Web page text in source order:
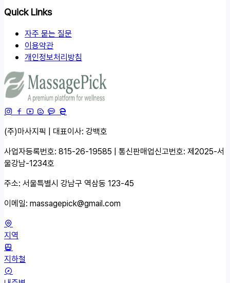
Quick Links
자주 묻는 질문
이용약관
개인정보처리방침
(주)마사지픽 | 대표이사: 강백호
사업자등록번호: 815-26-19585 | 통신판매업신고번호: 제2025-서
울강남-1234호
주소: 서울특별시 강남구 역삼동 123-45
이메일: massagepick@gmail.com
지역
지하철